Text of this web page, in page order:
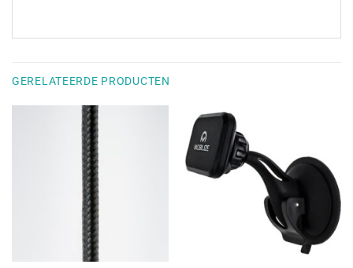
GERELATEERDE PRODUCTEN